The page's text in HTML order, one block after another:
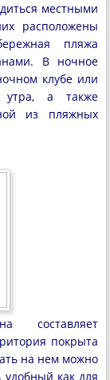
местными
расположены
пляжа
В ночное
клубе или
утра, а также
из пляжных
составляет
покрыта
на нем можно
как для